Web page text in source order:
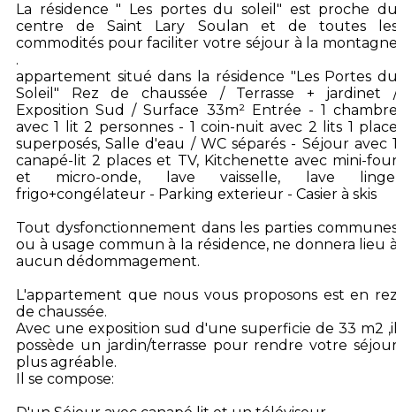
La résidence " Les portes du soleil" est proche
centre de Saint Lary Soulan et de toutes
commodités pour faciliter votre séjour à la
.
appartement situé dans la résidence "Les Portes
Soleil" Rez de chaussée / Terrasse + jardinet
Exposition Sud / Surface 33m² Entrée - 1
avec 1 lit 2 personnes - 1 coin-nuit avec 2 lits 1
superposés, Salle d'eau / WC séparés - Séjour avec
canapé-lit 2 places et TV, Kitchenette avec mini-
et micro-onde, lave vaisselle, lave
frigo+congélateur - Parking exterieur - Casier à skis
Tout dysfonctionnement dans les parties
ou à usage commun à la résidence, ne donnera lieu
aucun dédommagement.
L'appartement que nous vous proposons est en
de chaussée.
Avec une exposition sud d'une superficie de 33 m2
possède un jardin/terrasse pour rendre votre
plus agréable.
Il se compose: